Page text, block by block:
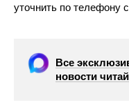
уточнить по телефону
Все
новости